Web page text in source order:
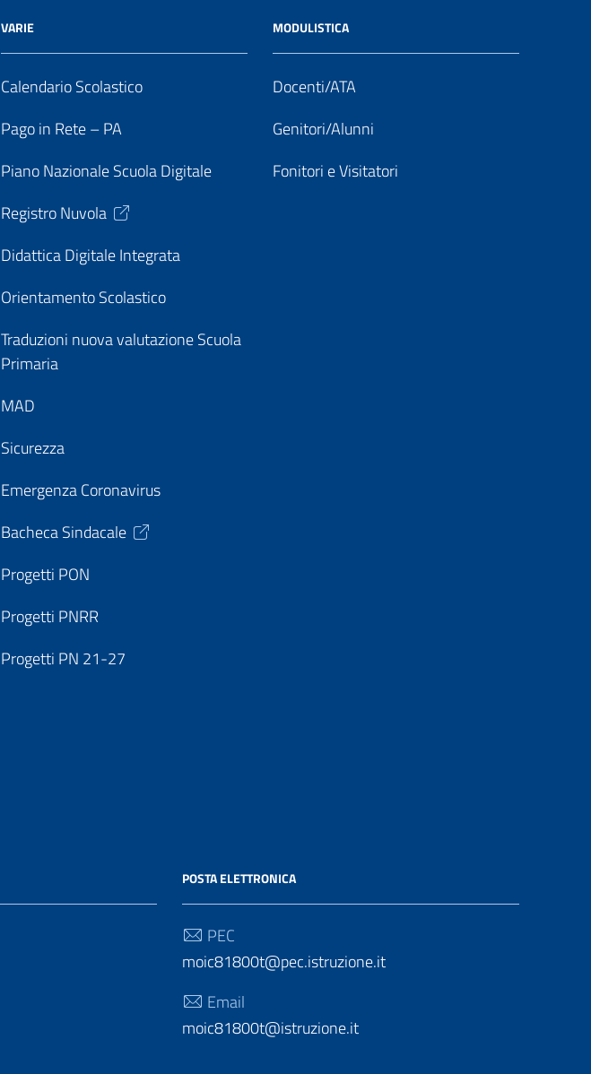
VARIE
Calendario Scolastico
Pago in Rete – PA
Piano Nazionale Scuola Digitale
Registro Nuvola
Didattica Digitale Integrata
Orientamento Scolastico
Traduzioni nuova valutazione Scuola
Primaria
MAD
Sicurezza
Emergenza Coronavirus
Bacheca Sindacale
Progetti PON
Progetti PNRR
Progetti PN 21-27
MODULISTICA
Docenti/ATA
Genitori/Alunni
Fonitori e Visitatori
POSTA ELETTRONICA
PEC
moic81800t@pec.istruzione.it
Email
moic81800t@istruzione.it